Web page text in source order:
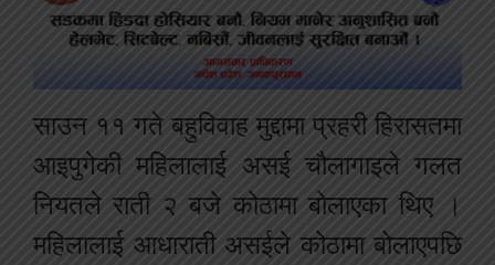
साउन ११ गते बहुविवाह मुद्दामा प्रहरी हिरासतमा
आइपुगेकी महिलालाई असई चौलागाइले गलत
नियतले राती २ बजे कोठामा बोलाएका थिए ।
महिलालाई आधाराती असईले कोठामा बोलाएपछि